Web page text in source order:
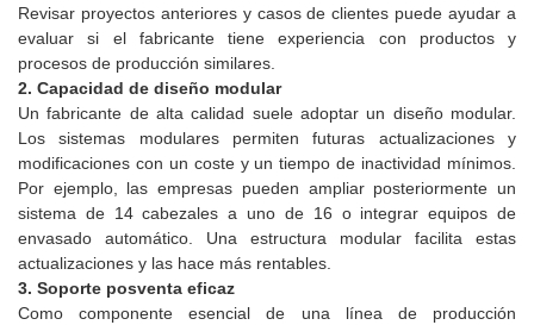
Revisar proyectos anteriores y casos de clientes puede ayudar a
evaluar si el fabricante tiene experiencia con productos y
procesos de producción similares.
2. Capacidad de diseño modular
Un fabricante de alta calidad suele adoptar un diseño modular.
Los sistemas modulares permiten futuras actualizaciones y
modificaciones con un coste y un tiempo de inactividad mínimos.
Por ejemplo, las empresas pueden ampliar posteriormente un
sistema de 14 cabezales a uno de 16 o integrar equipos de
envasado automático. Una estructura modular facilita estas
actualizaciones y las hace más rentables.
3. Soporte posventa eficaz
Como componente esencial de una línea de producción